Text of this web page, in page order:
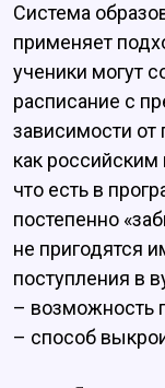
Система
применяет
ученики могут
расписание с
зависимости
как
что есть в
постепенно
не пригодятся
поступления в
– возможность
– способ